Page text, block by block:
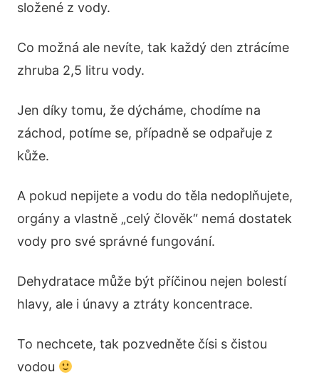
složené z vody.
Co možná ale nevíte, tak každý den ztrácíme
zhruba 2,5 litru vody.
Jen díky tomu, že dýcháme, chodíme na
záchod, potíme se, případně se odpařuje z
kůže.
A pokud nepijete a vodu do těla nedoplňujete,
orgány a vlastně „celý člověk“ nemá dostatek
vody pro své správné fungování.
Dehydratace může být příčinou nejen bolestí
hlavy, ale i únavy a ztráty koncentrace.
To nechcete, tak pozvedněte čísi s čistou
vodou